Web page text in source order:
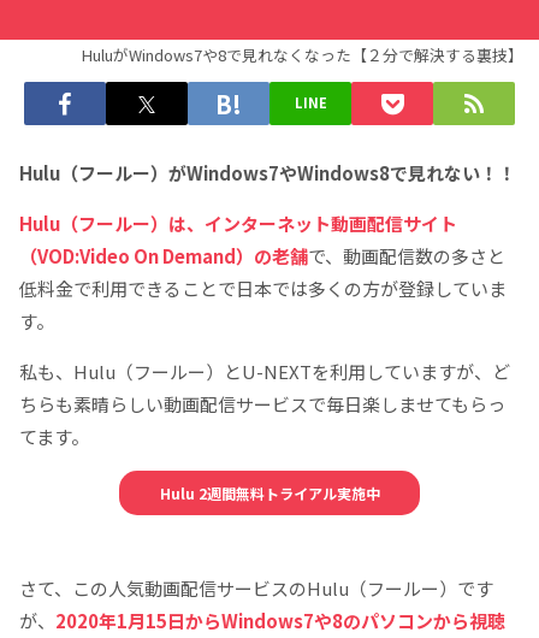
HuluがWindows7や8で見れなくなった【２分で解決する裏技】
LINE
Hulu（フールー）がWindows7やWindows8で見れない！！
Hulu（フールー）は、インターネット動画配信サイト
（VOD:Video On Demand）の老舗で、動画配信数の多さと
低料金で利用できることで日本では多くの方が登録していま
す。
私も、Hulu（フールー）とU-NEXTを利用していますが、ど
ちらも素晴らしい動画配信サービスで毎日楽しませてもらっ
てます。
Hulu 2週間無料トライアル実施中
さて、この人気動画配信サービスのHulu（フールー）です
が、 2020年1月15日からWindows7や8のパソコンから視聴